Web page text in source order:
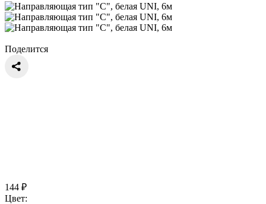
Поделится
144 ₽
Цвет: